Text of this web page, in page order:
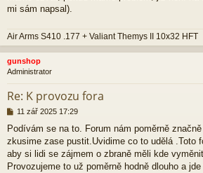
mi sám napsal).
Air Arms S410 .177 + Valiant Themys II 10x32 HFT
gunshop
Administrator
Re: K provozu fora
P
í
s
p
ě
11 zář 2025 17:29
Podívám se na to. Forum nám poměrně
zkusime zase pustit.Uvidime co to udělá .Toto
aby si lidi se zájmem o zbraně měli kde
Provozujeme to už poměrně hodně dlouho a